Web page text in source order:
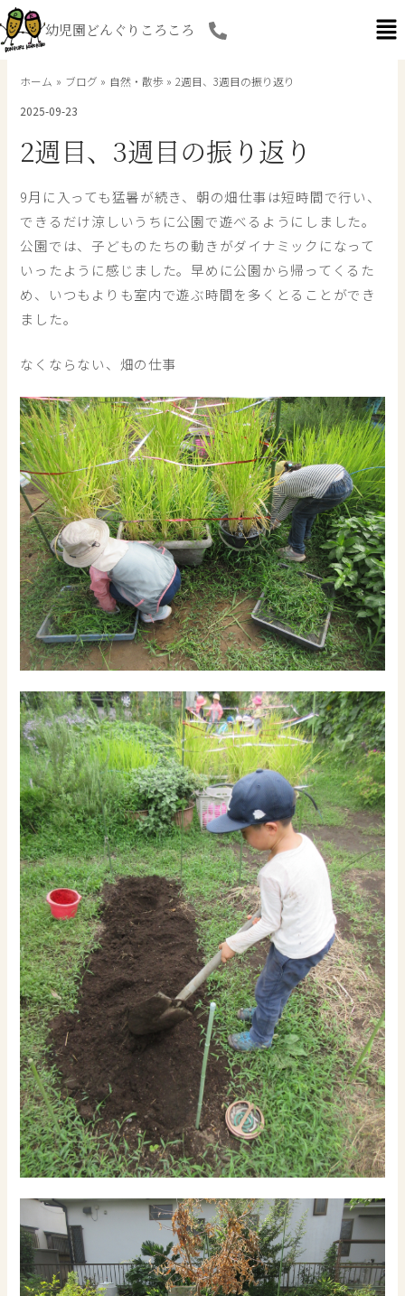
内
容
を
幼児園どんぐりころころ
ホーム ブログ 自然・散歩
2週目、3週目の振り返り
2025-09-23
2週目、3週目の振り返り
9月に入っても猛暑が続き、朝の畑仕事は短時間で行い、
できるだけ涼しいうちに公園で遊べるようにしました。
公園では、子どものたちの動きがダイナミックになって
いったように感じました。早めに公園から帰ってくるた
め、いつもよりも室内で遊ぶ時間を多くとることができ
ました。
なくならない、畑の仕事